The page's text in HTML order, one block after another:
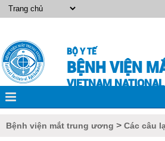
BỘ Y TẾ
BỆNH VIỆN
VIETNAM
Bệnh viện mắt trung ương > Các câu